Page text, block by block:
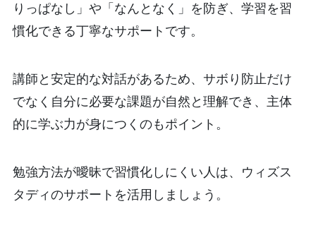
りっぱなし」や「なんとなく」を防ぎ、学習を習
慣化できる丁寧なサポートです。
講師と安定的な対話があるため、サボり防止だけ
でなく自分に必要な課題が自然と理解でき、主体
的に学ぶ力が身につくのもポイント。
勉強方法が曖昧で習慣化しにくい人は、ウィズス
タディのサポートを活用しましょう。